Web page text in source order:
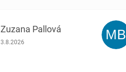
Zuzana Pallová
Hodnotenie obchodu je 5 z 5 hviezdičiek.
3.8.2026 MB